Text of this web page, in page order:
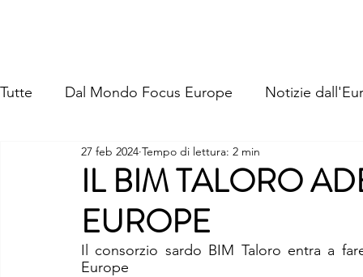
Tutte Dal Mondo Focus Europe Notizie
IL BIM TALORO
EUROPE
27 feb 2024 Tempo di lettura: 2 min
Il consorzio sardo BIM Taloro entra a
Europe